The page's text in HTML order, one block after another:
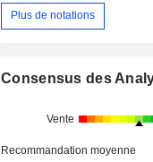
Plus de notations
Consensus des
Vente
Recommandation moyenne